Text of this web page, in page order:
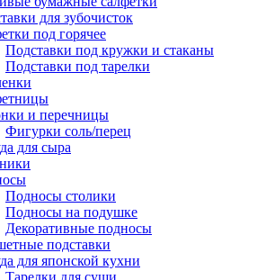
для зубочисток
под горячее
Подставки под кружки и стаканы
Подставки под тарелки
и перечницы
Фигурки соль/перец
для сыра
Подносы столики
Подносы на подушке
Декоративные подносы
подставки
для японской кухни
Тарелки для суши